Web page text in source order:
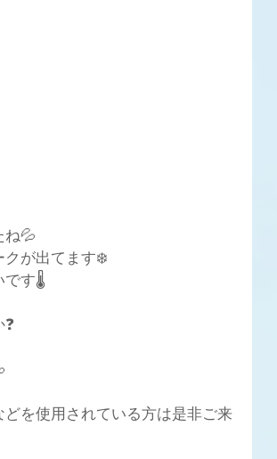
ね💦
クが出てます❄️
です🌡️
を使用されている方は是非ご来